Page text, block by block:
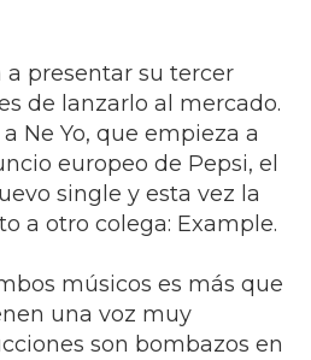
a presentar su tercer
de lanzarlo al mercado.
Ne Yo, que empieza a
europeo de Pepsi, el
single y esta vez la
a otro colega: Example.
músicos es más que
una voz muy
son bombazos en